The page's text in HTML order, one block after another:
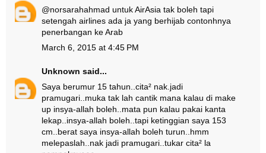
@norsarahahmad untuk AirAsia tak boleh tapi
setengah airlines ada ja yang berhijab contonhnya
penerbangan ke Arab
March 6, 2015 at 4:45 PM
Unknown said...
Saya berumur 15 tahun..cita² nak.jadi
pramugari..muka tak lah cantik mana kalau di make
up insya-allah boleh..mata pun kalau pakai kanta
lekap..insya-allah boleh..tapi ketinggian saya 153
cm..berat saya insya-allah boleh turun..hmm
melepaslah..nak jadi pramugari..tukar cita² la